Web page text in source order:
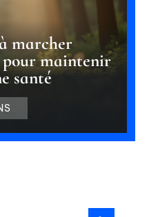
marcher
maintenir
santé